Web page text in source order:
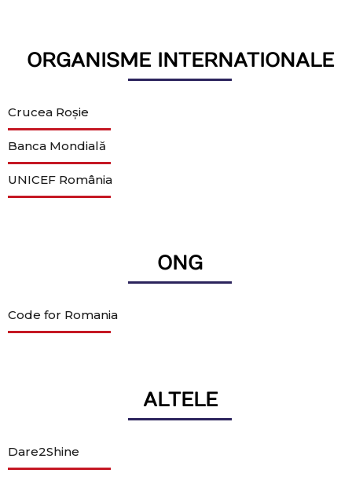
ORGANISME INTERNATIONALE
Crucea Roșie
Banca Mondială
UNICEF România
ONG
Code for Romania
ALTELE
Dare2Shine